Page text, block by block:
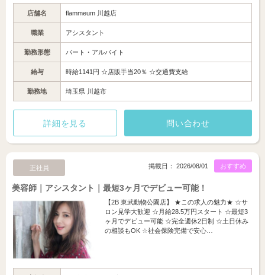
店舗名 flammeum 川越店
職業 アシスタント
勤務形態 パート・アルバイト
給与 時給1141円 ☆店販手当20％ ☆交通費支給
勤務地 埼玉県 川越市
詳細を見る 問い合わせ
正社員 おすすめ
掲載日： 2026/08/01
美容師｜アシスタント｜最短3ヶ月でデビュー可能！
【2B 東武動物公園店】 ★この求人の魅力★ ☆サ
ロン見学大歓迎 ☆月給28.5万円スタート ☆最短3
ヶ月でデビュー可能 ☆完全週休2日制 ☆土日休み
の相談もOK ☆社会保険完備で安心…